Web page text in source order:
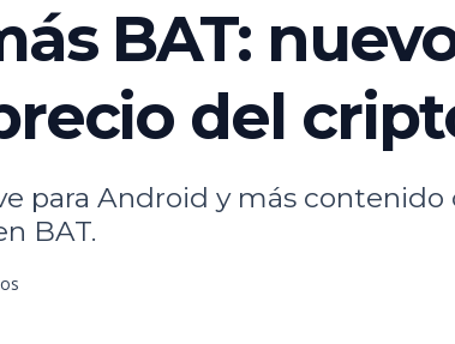
BAT:
del
para Android y más
BAT.